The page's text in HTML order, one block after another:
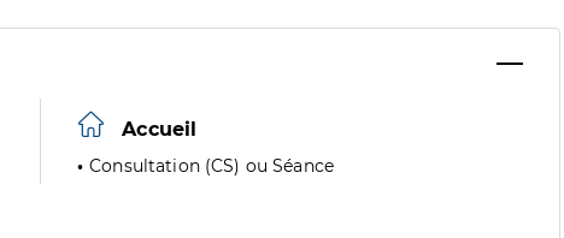
Accueil
Consultation (CS) ou Séance